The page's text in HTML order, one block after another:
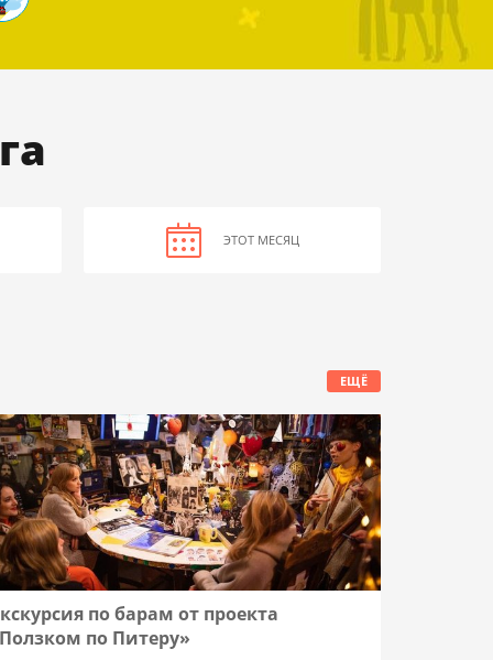
ЭТОТ МЕСЯЦ
ЕЩЁ
по барам от проекта
по Питеру»